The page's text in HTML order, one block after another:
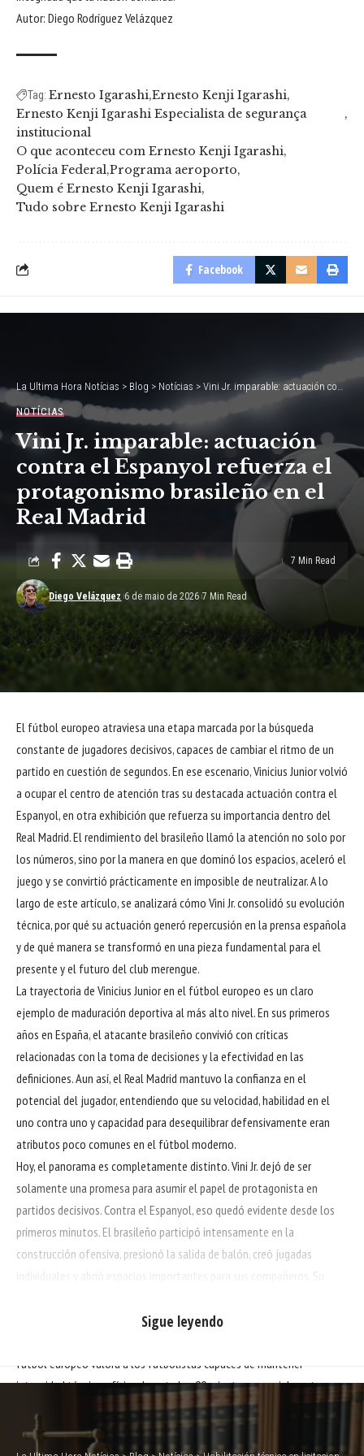
Autor: Diego Rodríguez Velázquez
Tag: Ernesto Igarashi Ernesto Kenji Igarashi
Ernesto Kenji Igarashi Especialista de segurança
institucional
O que aconteceu com Ernesto Kenji Igarashi
Polícia Federal Programa aeroporto
Quem é Ernesto Kenji Igarashi
Tudo sobre Ernesto Kenji Igarashi
Facebook
La Ultima Hora Notícias > Blog > Notícias > Vini Jr. imparable: actuación contra el Espanyol refuerza el protagonismo brasileño en el Real Madrid
NOTÍCIAS
Vini Jr. imparable: actuación
contra el Espanyol refuerza el
protagonismo brasileño en el
Real Madrid
Diego Velázquez 6 de maio de 2026 7 Min Read
7 Min Read
El fútbol europeo atraviesa una etapa marcada por la búsqueda
constante de jugadores decisivos, capaces de cambiar el ritmo de un
partido en cuestión de segundos. En ese escenario, Vinicius Junior volvió
a ocupar el centro de atención tras su destacada actuación contra el
Espanyol, en otra exhibición que refuerza su importancia dentro del
Real Madrid. El rendimiento del brasileño llamó la atención no solo por
los números, sino por la manera en que dominó los espacios, aceleró el
juego y se convirtió prácticamente en imposible de neutralizar. A lo
largo de este artículo, se analizará cómo Vini Jr. consolidó su evolución
técnica, por qué su actuación generó repercusión en la prensa española
y de qué manera se transformó en una pieza fundamental para el
presente y el futuro del club merengue.
La trayectoria de Vinicius Junior en el fútbol europeo es un claro
ejemplo de maduración deportiva al más alto nivel. En sus primeros
años en España, el atacante brasileño convivió con críticas
relacionadas con la toma de decisiones y la efectividad en las
definiciones. Aun así, el Real Madrid mantuvo la confianza en el
potencial del jugador, entendiendo que su velocidad, habilidad en el
uno contra uno y capacidad para desequilibrar defensivamente eran
atributos poco comunes en el fútbol moderno.
Hoy, el panorama es completamente distinto. Vini Jr. dejó de ser
solamente una promesa para asumir el papel de protagonista en
partidos decisivos. Contra el Espanyol, eso quedó evidente desde los
primeros minutos. El brasileño participó intensamente en la
construcción ofensiva, presionó la salida de balón, creó jugadas
individuales y abrió espacios importantes para sus compañeros. Su
fútbol europeo valora a los futbolistas capaces de mantener
intensidad técnica y física durante los 90 minutos, especialmente en
ligas competitivas como La Liga. En ese aspecto, Vinicius Junior alcanzó
un nivel de regularidad que pocos jugadores consiguen sostener. Su
aceleración a máxima velocidad, combinada con inteligencia táctica,
Sigue leyendo